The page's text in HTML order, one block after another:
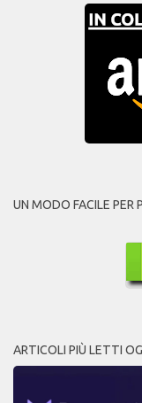
UN MODO FACILE PER
ARTICOLI PIÙ LETTI